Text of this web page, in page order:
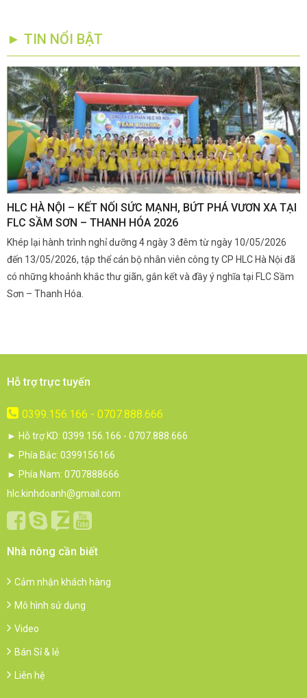
► TIN NỔI BẬT
HLC HÀ NỘI – KẾT NỐI SỨC MẠNH, BỨT PHÁ VƯƠN XA TẠI
FLC SẦM SƠN – THANH HÓA 2026
Khép lại hành trình nghỉ dưỡng 4 ngày 3 đêm từ ngày 10/05/2026
đến 13/05/2026, tập thể cán bộ nhân viên công ty CP HLC Hà Nội đã
có những khoảnh khắc thư giãn, gắn kết và đầy ý nghĩa tại FLC Sầm
Sơn – Thanh Hóa.
Hỗ trợ trực tuyến
0399.156.166 - 0707.888.666
► Hỗ trợ KD: 0399.156.166 - 0707.888.666
► Phía Bắc: 0399156166
► Phía Nam: 0707888666
hlc.kinhdoanh@gmail.com
Nhà nông cần biết
Cảm nhận khách hàng
Mô hình sử dụng
Video
Bán Sỉ & lẻ
Liên hệ